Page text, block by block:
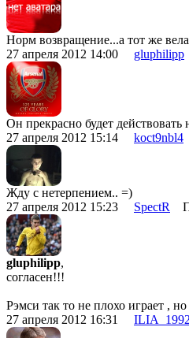
Норм возвращение...а тот же
27 апреля 2012 14:00 gluphilipp
Он прекрасно будет
27 апреля 2012 15:14 koct9nbl4
Жду с нетерпением.. =)
27 апреля 2012 15:23 SpectR
gluphilipp,
согласен!!!
Рэмси так то не плохо играет ,
27 апреля 2012 16:31 ILIA_1992